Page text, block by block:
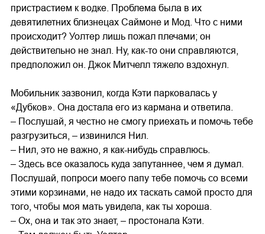
пристрастием к водке. Проблема была в их
девятилетних близнецах Саймоне и Мод. Что с ними
происходит? Уолтер лишь пожал плечами; он
действительно не знал. Ну, как-то они справляются,
предположил он. Джок Митчелл тяжело вздохнул.
Мобильник зазвонил, когда Кэти парковалась у
«Дубков». Она достала его из кармана и ответила.
– Послушай, я честно не смогу приехать и помочь тебе
разгрузиться, – извинился Нил.
– Нил, это не важно, я как-нибудь справлюсь.
– Здесь все оказалось куда запутаннее, чем я думал.
Послушай, попроси моего папу тебе помочь со всеми
этими корзинами, не надо их таскать самой просто для
того, чтобы моя мать увидела, как ты хороша.
– Ох, она и так это знает, – простонала Кэти.